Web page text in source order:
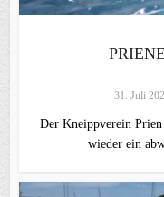
31. Juli
Der Kneippverein
wieder ein